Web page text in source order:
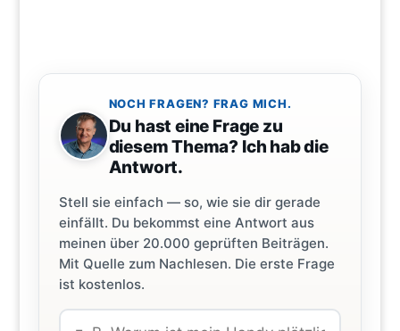
NOCH FRAGEN? FRAG MICH.
Du hast eine Frage zu
diesem Thema? Ich hab die
Antwort.
Stell sie einfach — so, wie sie dir gerade
einfällt. Du bekommst eine Antwort aus
meinen über 20.000 geprüften Beiträgen.
Mit Quelle zum Nachlesen. Die erste Frage
ist kostenlos.